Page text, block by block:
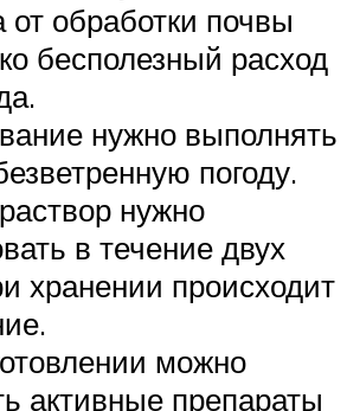
обработки почвы
бесполезный расход
нужно выполнять
погоду.
нужно
в течение двух
хранении происходит
можно
активные препараты